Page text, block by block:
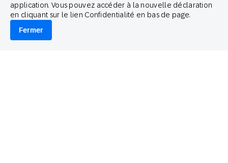
Kirk Donlan
Content Marketing Manager
application. Vous pouvez accéder à la nouvelle déclaration
en cliquant sur le lien Confidentialité en bas de page.
Fermer